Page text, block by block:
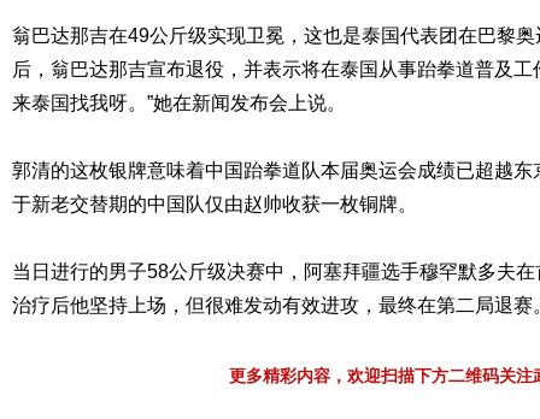
翁巴达那吉在49公斤级实现卫冕，这也是泰国代表团在巴黎
后，翁巴达那吉宣布退役，并表示将在泰国从事跆拳道普及工
来泰国找我呀。”她在新闻发布会上说。
郭清的这枚银牌意味着中国跆拳道队本届奥运会成绩已超越
于新老交替期的中国队仅由赵帅收获一枚铜牌。
当日进行的男子58公斤级决赛中，阿塞拜疆选手穆罕默多夫
治疗后他坚持上场，但很难发动有效进攻，最终在第二局退
更多精彩内容，欢迎扫描下方二维码关注